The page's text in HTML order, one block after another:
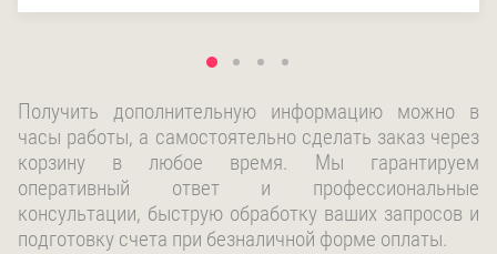
Получить дополнительную информацию можно в
часы работы, а самостоятельно сделать заказ через
корзину в любое время. Мы гарантируем
оперативный ответ и профессиональные
консультации, быструю обработку ваших запросов и
подготовку счета при безналичной форме оплаты.